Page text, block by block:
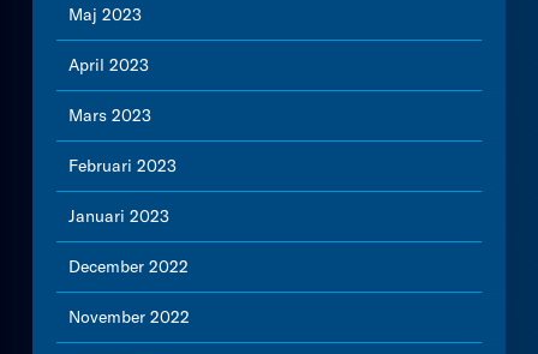
Maj 2023
April 2023
Mars 2023
Februari 2023
Januari 2023
December 2022
November 2022